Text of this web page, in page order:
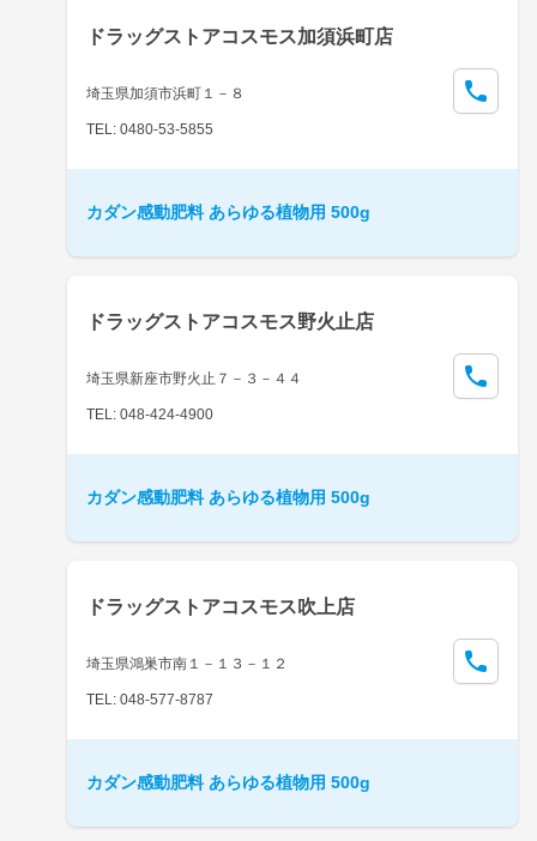
ドラッグストアコスモス加須浜町店
埼玉県加須市浜町１－８
TEL: 0480-53-5855
カダン感動肥料 あらゆる植物用 500g
ドラッグストアコスモス野火止店
埼玉県新座市野火止７－３－４４
TEL: 048-424-4900
カダン感動肥料 あらゆる植物用 500g
ドラッグストアコスモス吹上店
埼玉県鴻巣市南１－１３－１２
TEL: 048-577-8787
カダン感動肥料 あらゆる植物用 500g